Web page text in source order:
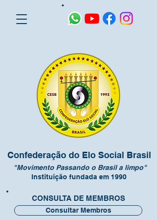
Confederação do Elo Social Brasil
"Movimento Passando o Brasil a limpo"
Instituição fundada em 1990
CONSULTA DE MEMBROS
Consultar Membros